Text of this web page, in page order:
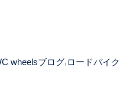
wheelsブログ,ロードバイク